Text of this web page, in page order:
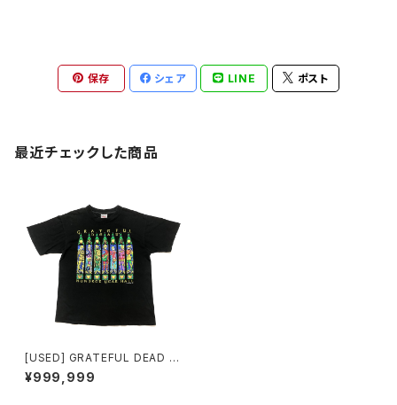
保存 シェア LINE ポスト
最近チェックした商品
[USED] GRATEFUL DEAD T
-SHIRT HUNDRED YEAR HA
LL
¥999,999